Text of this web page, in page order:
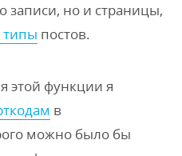
записи, но и страницы,
типы постов.
этой функции я
в
можно было бы